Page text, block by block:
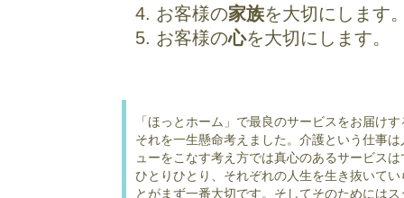
4. お客様の家族を大切にします
5. お客様の心を大切にします。
「ほっとホーム」で最良のサービスをお届け
それを一生懸命考えました。介護という仕事
ューをこなす考え方では真心のあるサービス
ひとりひとり、それぞれの人生を生き抜いて
とがまず一番大切です。そしてそのためには